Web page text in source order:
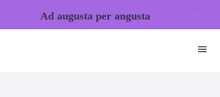
Ad augusta per angusta